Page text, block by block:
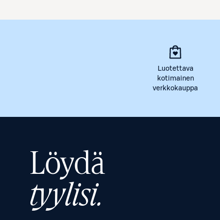
Luotettava
kotimainen
verkkokauppa
Löydä
tyylisi.